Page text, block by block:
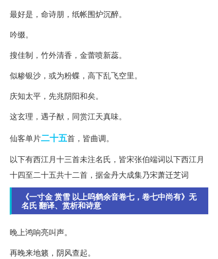
最好是，命诗朋，纸帐围炉沉醉。
吟缀。
搜佳制，竹外清香，金蕾喷新蕊。
似糁银沙，或为粉蝶，高下乱飞空里。
庆知太平，先兆阴阳和矣。
这玄理，遇子猷，同赏江天真味。
仙客单片二十五首，皆曲调。
以下有西江月十三首未注名氏，皆宋张伯端词以下西江月
十四至二十五共十二首，据金丹大成集乃宋萧迁芝词
《一寸金 赏雪 以上呜鹤余音卷七，卷七中尚有》无
名氏 翻译、赏析和诗意
晚上鸿响亮叫声。
再晚来地籁，阴风查起。